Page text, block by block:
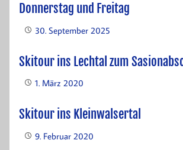
Donnerstag und Freitag
30. September 2025
Skitour ins Lechtal zum
1. März 2020
Skitour ins Kleinwalsertal
9. Februar 2020